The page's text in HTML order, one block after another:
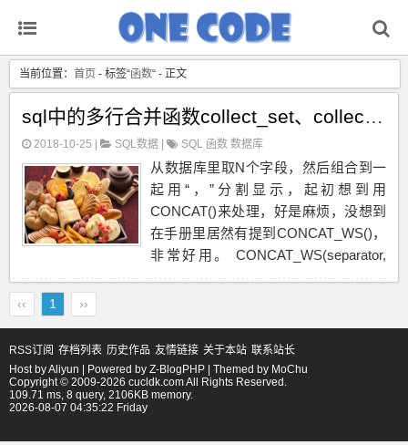
当前位置： 首页 - 标签“函数“ - 正文
sql中的多行合并函数collect_set、collect_list 、concat_ws
2018-10-25 | SQL数据 SQL 函数 数据库
从数据库里取N个字段，然后组合到一
起用“，”分割显示，起初想到用
CONCAT()来处理，好是麻烦，没想到
在手册里居然有提到CONCAT_WS()，
非常好用。 CONCAT_WS(separator,
‹‹ 1 ››
RSS订阅 存档列表 历史作品 友情链接 关于本站 联系站长
Host byAliyun | Powered by Z-BlogPHP | Themed by MoChu
Copyright © 2009-2026 cucldk.com All Rights Reserved.
109.71 ms, 8 query, 2106KB memory.
2026-08-07 04:35:22 Friday